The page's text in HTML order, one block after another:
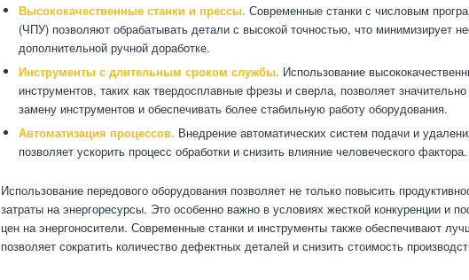
Высококачественные станки и прессы. Современные станки с числовым
(ЧПУ) позволяют обрабатывать детали с высокой точностью, что минимизирует
дополнительной ручной доработке.
Инструменты с длительным сроком службы. Использование
инструментов, таких как твердосплавные фрезы и сверла, позволяет
замену инструментов и обеспечивать более стабильную работу оборудования.
Автоматизация процессов. Внедрение автоматических систем подачи и
позволяет ускорить процесс обработки и снизить влияние человеческого фактора.
Использование передового оборудования позволяет не только повысить
затраты на энергоресурсы. Это особенно важно в условиях жесткой конкуренции и
цен на энергоносители. Современные станки и инструменты также обеспечивают
позволяет сократить количество дефектных деталей и снизить стоимость